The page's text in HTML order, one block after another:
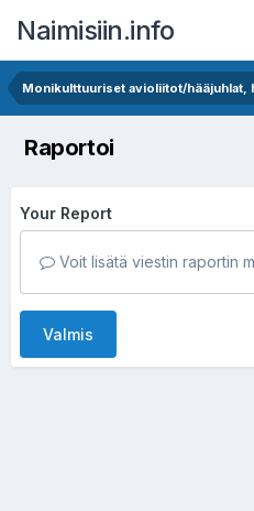
Naimisiin.info
Raportoi
Your Report
Voit lisätä viestin raportin
Valmis